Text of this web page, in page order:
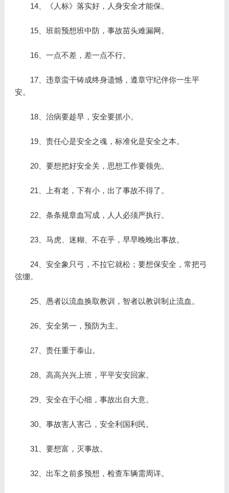
14、《人标》落实好，人身安全才能保。
15、班前预想班中防，事故苗头难漏网。
16、一点不差，差一点不行。
17、违章蛮干铸成终身遗憾，遵章守纪伴你一生平
安。
18、治病要趁早，安全要抓小。
19、责任心是安全之魂，标准化是安全之本。
20、要想把好安全关，思想工作要领先。
21、上有老，下有小，出了事故不得了。
22、条条规章血写成，人人必须严执行。
23、马虎、迷糊、不在乎，早早晚晚出事故。
24、安全象只弓，不拉它就松；要想保安全，常把弓
弦绷。
25、愚者以流血换取教训，智者以教训制止流血。
26、安全第一，预防为主。
27、责任重于泰山。
28、高高兴兴上班，平平安安回家。
29、安全在于心细，事故出自大意。
30、事故害人害己，安全利国利民。
31、要想富，灭事故。
32、出车之前多预想，检查车辆需周详。